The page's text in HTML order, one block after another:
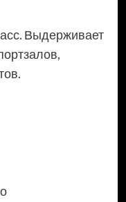
Выдерживает